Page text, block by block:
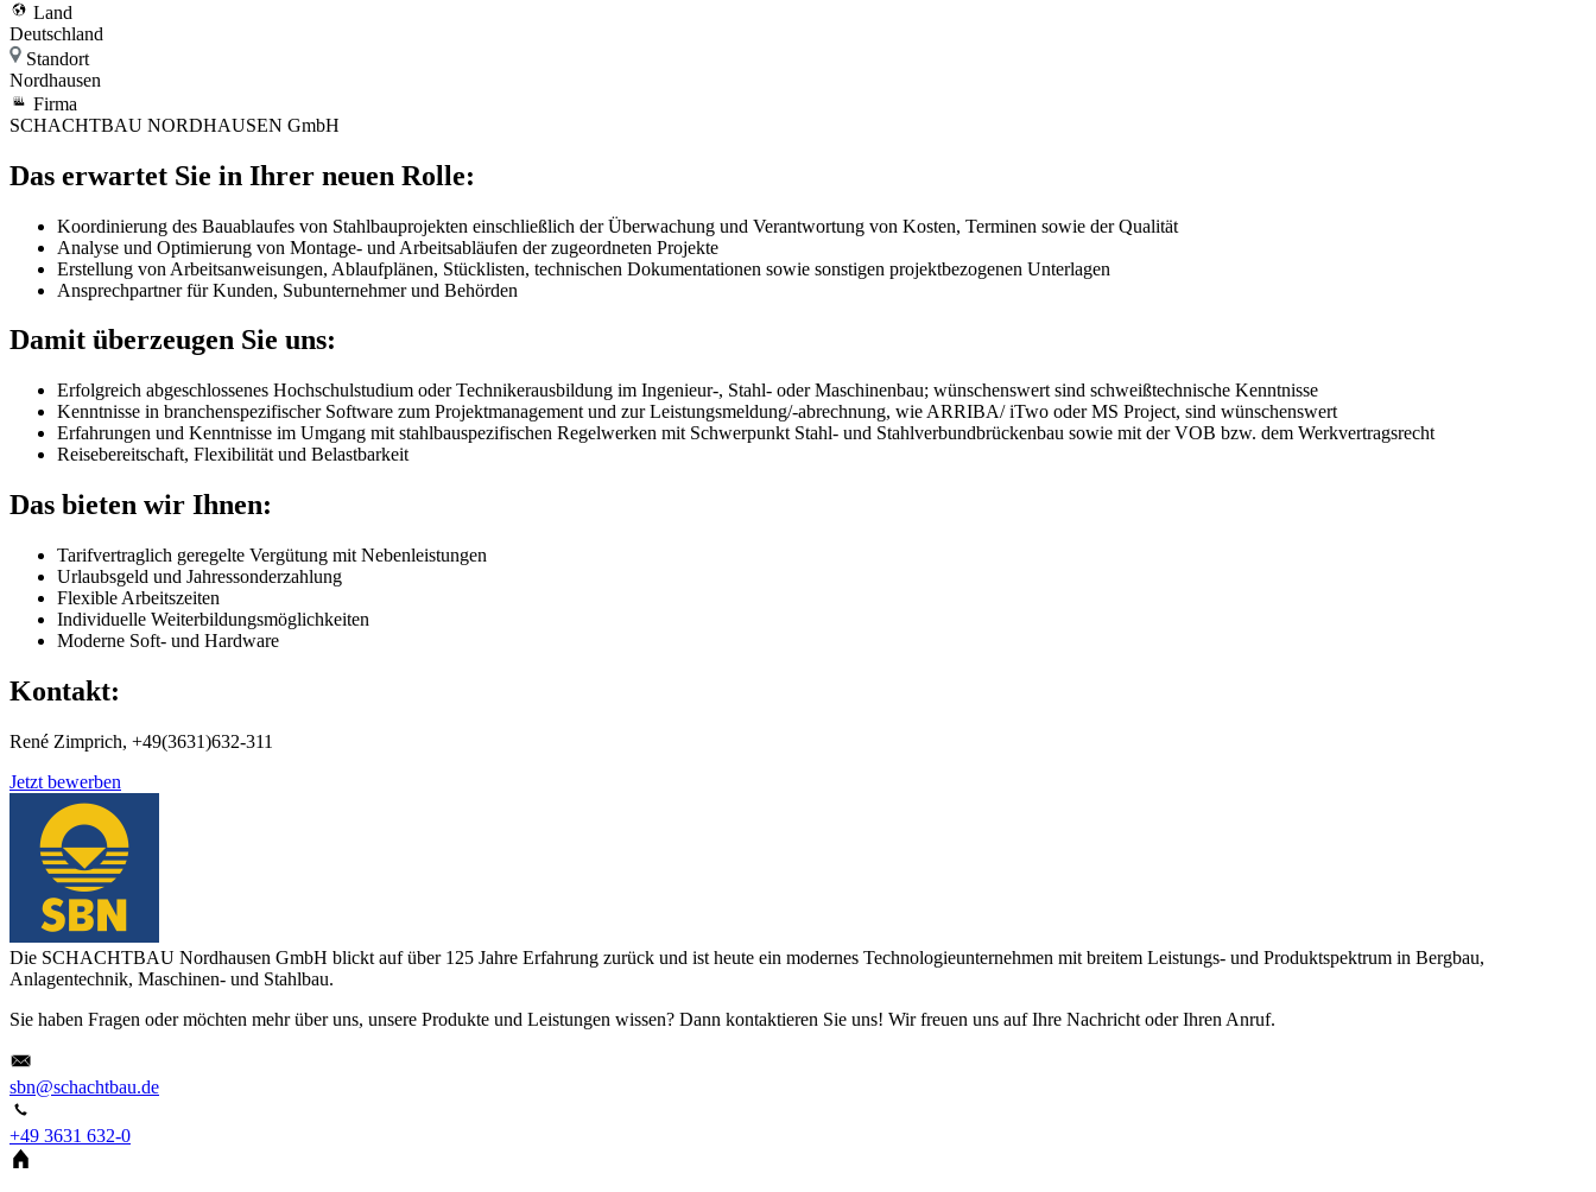
Land
Deutschland
Standort
Nordhausen
Firma
SCHACHTBAU NORDHAUSEN GmbH
Das erwartet Sie in Ihrer neuen Rolle:
Koordinierung des Bauablaufes von Stahlbauprojekten einschließlich der Überwachung und Verantwortung von Kosten, Terminen sowie der Qualität
Analyse und Optimierung von Montage- und Arbeitsabläufen der zugeordneten Projekte
Erstellung von Arbeitsanweisungen, Ablaufplänen, Stücklisten, technischen Dokumentationen sowie sonstigen projektbezogenen Unterlagen
Ansprechpartner für Kunden, Subunternehmer und Behörden
Damit überzeugen Sie uns:
Erfolgreich abgeschlossenes Hochschulstudium oder Technikerausbildung im Ingenieur-, Stahl- oder Maschinenbau; wünschenswert sind schweißtechnische Kenntnisse
Kenntnisse in branchenspezifischer Software zum Projektmanagement und zur Leistungsmeldung/-abrechnung, wie ARRIBA/ iTwo oder MS Project, sind wünschenswert
Erfahrungen und Kenntnisse im Umgang mit stahlbauspezifischen Regelwerken mit Schwerpunkt Stahl- und Stahlverbundbrückenbau sowie mit der VOB bzw. dem Werkvertragsrecht
Reisebereitschaft, Flexibilität und Belastbarkeit
Das bieten wir Ihnen:
Tarifvertraglich geregelte Vergütung mit Nebenleistungen
Urlaubsgeld und Jahressonderzahlung
Flexible Arbeitszeiten
Individuelle Weiterbildungsmöglichkeiten
Moderne Soft- und Hardware
Kontakt:
René Zimprich, +49(3631)632-311
Jetzt bewerben
Die SCHACHTBAU Nordhausen GmbH blickt auf über 125 Jahre Erfahrung zurück und ist heute ein modernes Technologieunternehmen mit breitem Leistungs- und Produktspektrum in Bergbau,
Anlagentechnik, Maschinen- und Stahlbau.
Sie haben Fragen oder möchten mehr über uns, unsere Produkte und Leistungen wissen? Dann kontaktieren Sie uns! Wir freuen uns auf Ihre Nachricht oder Ihren Anruf.
sbn@schachtbau.de
+49 3631 632-0